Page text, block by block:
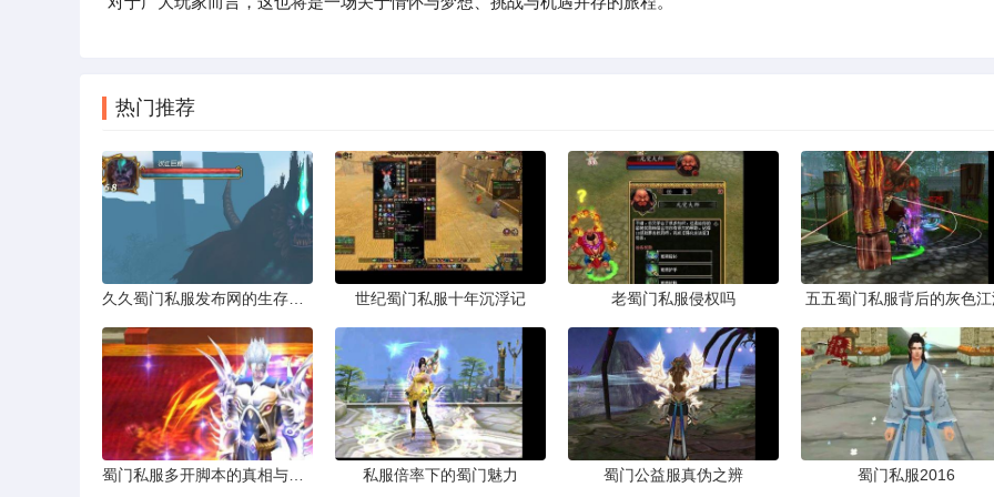
热门推荐
世纪蜀门私服十年沉浮记 老蜀门私服侵权吗 五五蜀门私服背后的灰色
私服倍率下的蜀门魅力 蜀门公益服真伪之辨 蜀门私服2016